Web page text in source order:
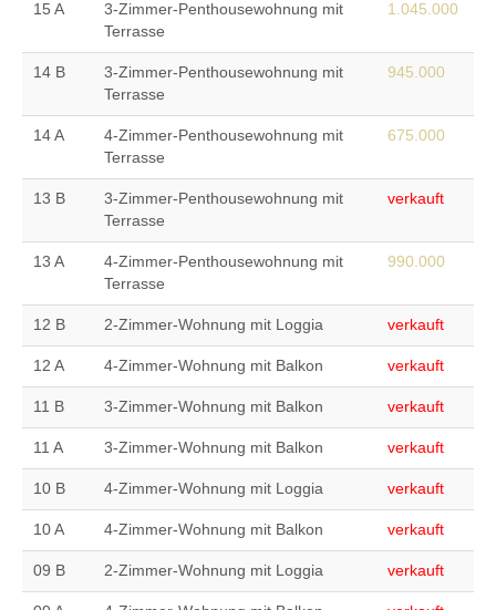
15 A
3-Zimmer-Penthousewohnung mit
Terrasse
1.045.000
14 B
3-Zimmer-Penthousewohnung mit
Terrasse
945.000
14 A
4-Zimmer-Penthousewohnung mit
Terrasse
675.000
13 B
3-Zimmer-Penthousewohnung mit
Terrasse
verkauft
13 A
4-Zimmer-Penthousewohnung mit
Terrasse
990.000
12 B 2-Zimmer-Wohnung mit Loggia verkauft
12 A 4-Zimmer-Wohnung mit Balkon verkauft
11 B 3-Zimmer-Wohnung mit Balkon verkauft
11 A 3-Zimmer-Wohnung mit Balkon verkauft
10 B 4-Zimmer-Wohnung mit Loggia verkauft
10 A 4-Zimmer-Wohnung mit Balkon verkauft
09 B 2-Zimmer-Wohnung mit Loggia verkauft